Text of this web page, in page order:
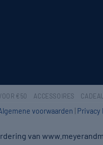
€50 ACCESSOIRES
voorwaarden Privacy
van